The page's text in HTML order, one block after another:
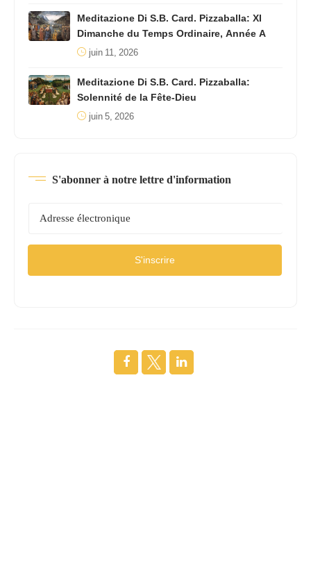
Meditazione Di S.B. Card. Pizzaballa: XI
Dimanche du Temps Ordinaire, Année A
juin 11, 2026
Meditazione Di S.B. Card. Pizzaballa:
Solennité de la Fête-Dieu
juin 5, 2026
S'abonner à notre lettre d'information
S'inscrire